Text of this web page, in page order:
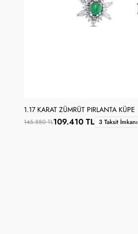
1.17 KARAT ZÜMRÜT PIRLANTA KÜPE
145.880 TL109.410 TL 3 Taksit İmkanı